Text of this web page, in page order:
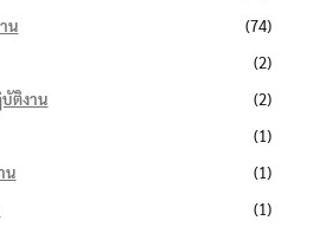
น
(74)
(2)
ติงาน
(2)
(1)
น
(1)
(1)